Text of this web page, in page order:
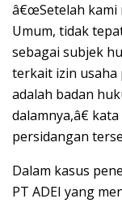
â€œSetelah kami
Umum, tidak
sebagai subjek
terkait izin
adalah badan
dalamnya,â€
persidangan
Dalam kasus
PT ADEI yang